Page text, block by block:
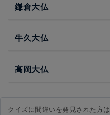
鎌倉大仏
牛久大仏
高岡大仏
クイズに間違いを発見された方は